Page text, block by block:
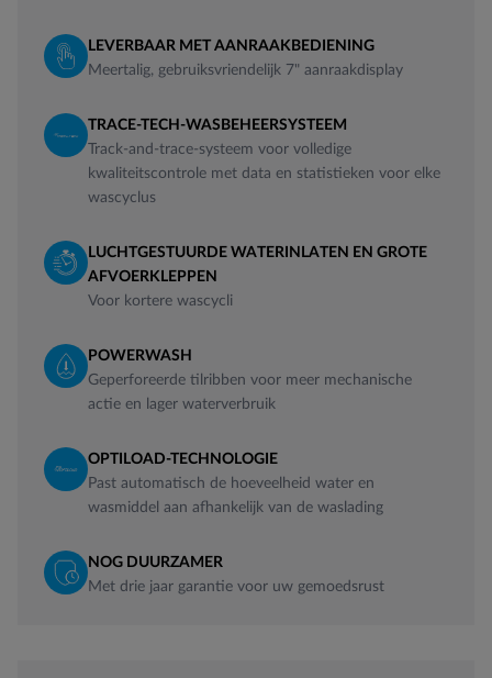
LEVERBAAR MET AANRAAKBEDIENING
Meertalig, gebruiksvriendelijk 7" aanraakdisplay
TRACE-TECH-WASBEHEERSYSTEEM
Track-and-trace-systeem voor volledige
kwaliteitscontrole met data en statistieken voor elke
wascyclus
LUCHTGESTUURDE WATERINLATEN EN GROTE
AFVOERKLEPPEN
Voor kortere wascycli
POWERWASH
Geperforeerde tilribben voor meer mechanische
actie en lager waterverbruik
OPTILOAD-TECHNOLOGIE
Past automatisch de hoeveelheid water en
wasmiddel aan afhankelijk van de waslading
NOG DUURZAMER
Met drie jaar garantie voor uw gemoedsrust